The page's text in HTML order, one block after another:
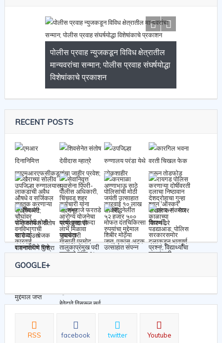
पोलीस प्रवाह न्युजकडून विविध क्षेत्रातील
मान्यवरांचा सन्मान; पोलीस प्रवाह संघर्षयोद्धा
विशेषांकाचे प्रकाशन
RECENT POSTS
GOOGLE+
RSS facebook twitter Youtube